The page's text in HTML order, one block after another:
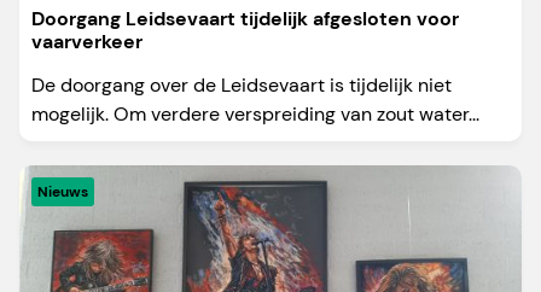
Doorgang Leidsevaart tijdelijk afgesloten voor
vaarverkeer
De doorgang over de Leidsevaart is tijdelijk niet
mogelijk. Om verdere verspreiding van zout water...
Nieuws